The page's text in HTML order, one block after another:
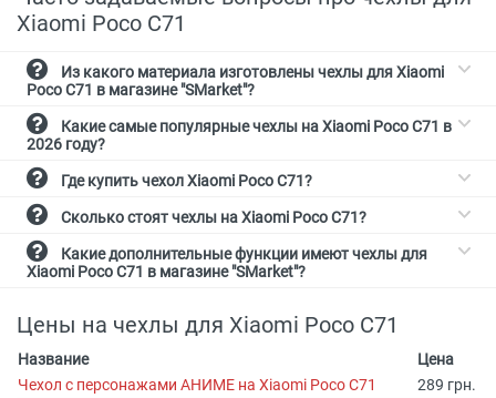
Xiaomi Poco C71
Poco C71 в магазине "SMarket"?
2026 году?
Где купить чехол Xiaomi Poco C71?
Сколько стоят чехлы на Xiaomi Poco C71?
Xiaomi Poco C71 в магазине "SMarket"?
Цены на чехлы для Xiaomi Poco C71
Название
Цена
Чехол с персонажами АНИМЕ на Xiaomi Poco C71
289 грн.